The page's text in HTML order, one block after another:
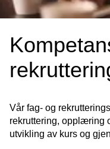
Om oss
Kontakt oss
Vår fag- og
rekruttering, opplæring
utvikling av kurs og